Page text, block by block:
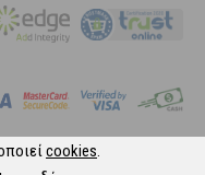
cookies.